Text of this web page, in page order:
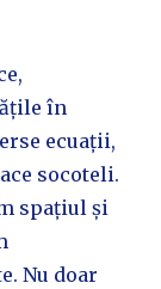
în
ecuații,
socoteli.
spațiul și
Nu doar